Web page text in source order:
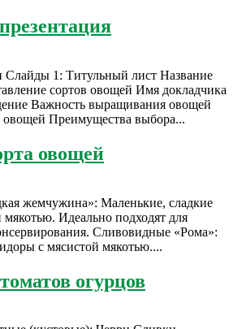
Слайды 1: Титульный лист Название
сортов овощей Имя докладчика
Важность выращивания овощей
овощей Преимущества выбора...
овощей
жемчужина»: Маленькие, сладкие
Идеально подходят для
Сливовидные «Рома»:
с мясистой мякотью....
огурцов